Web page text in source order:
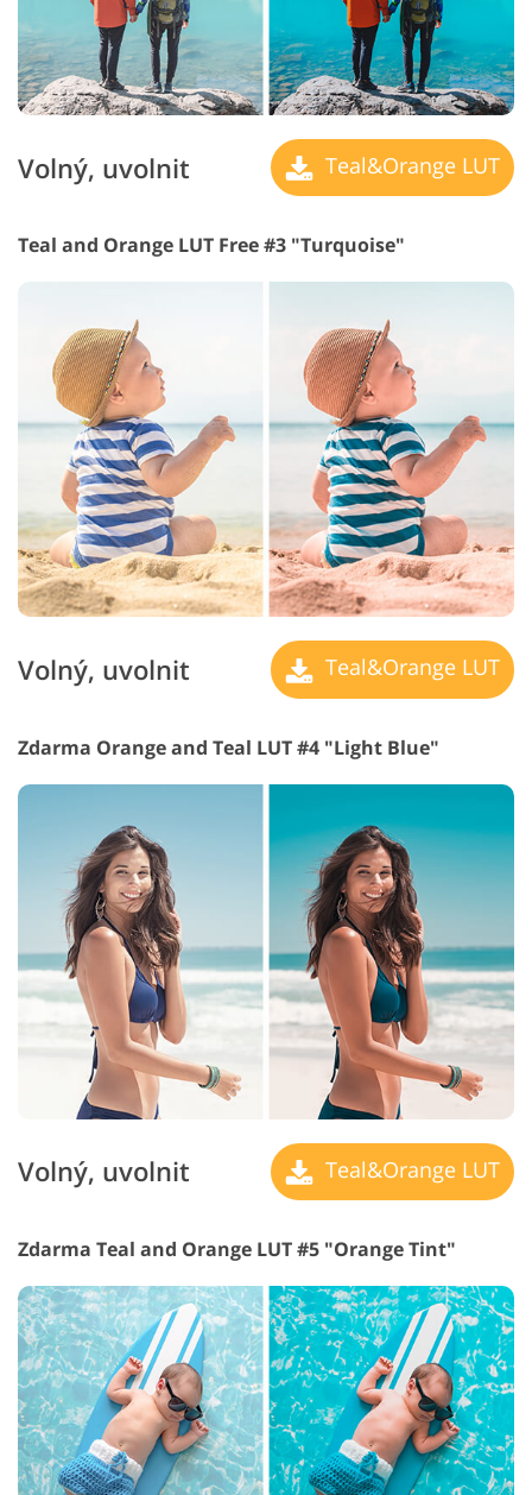
Volný, uvolnit Teal&Orange LUT
Teal and Orange LUT Free #3 "Turquoise"
Volný, uvolnit Teal&Orange LUT
Zdarma Orange and Teal LUT #4 "Light Blue"
Volný, uvolnit Teal&Orange LUT
Zdarma Teal and Orange LUT #5 "Orange Tint"